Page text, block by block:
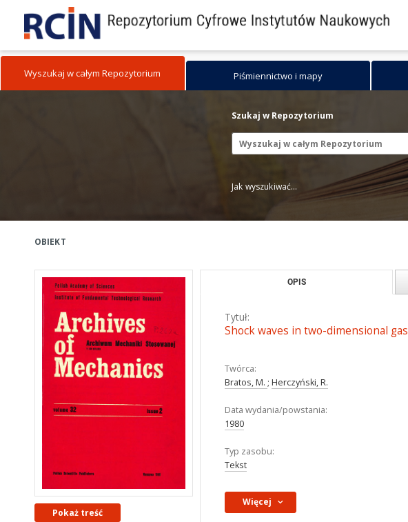
Wyszukaj w całym Repozytorium Piśmiennictwo i mapy
Szukaj w Repozytorium
Jak wyszukiwać...
OBIEKT
Pokaż treść
OPIS
Tytuł:
Shock waves in two-dimensional gas
Twórca:
Bratos, M. ; Herczyński, R.
Data wydania/powstania:
1980
Typ zasobu:
Tekst
Więcej